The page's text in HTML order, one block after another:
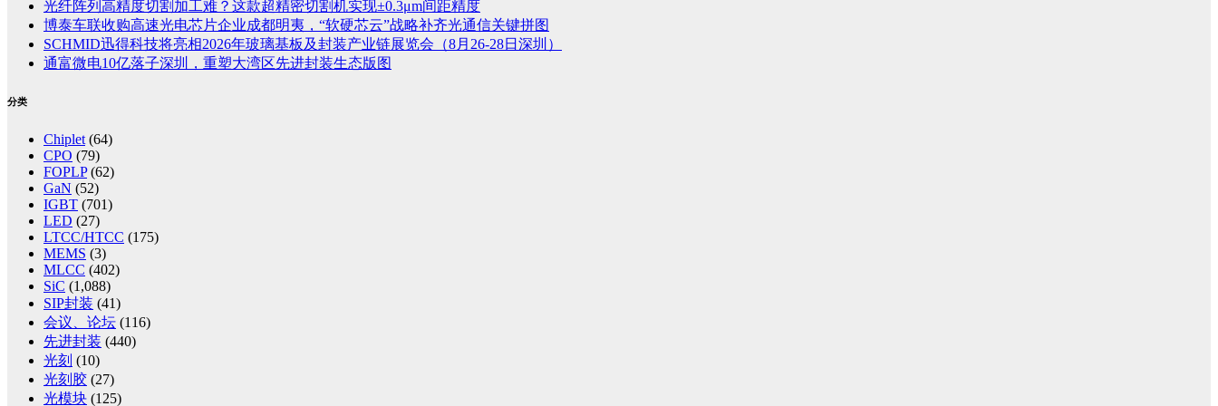
光纤阵列高精度切割加工难？这款超精密切割机实现±0.3μm间距精度
博泰车联收购高速光电芯片企业成都明夷，“软硬芯云”战略补齐光通信关键拼图
SCHMID迅得科技将亮相2026年玻璃基板及封装产业链展览会（8月26-28日深圳）
通富微电10亿落子深圳，重塑大湾区先进封装生态版图
分类
Chiplet (64)
CPO (79)
FOPLP(62)
GaN (52)
IGBT (701)
LED (27)
LTCC/HTCC (175)
MEMS (3)
MLCC (402)
SiC (1,088)
SIP封装 (41)
会议、论坛 (116)
先进封装 (440)
光刻 (10)
光刻胶 (27)
光模块 (125)